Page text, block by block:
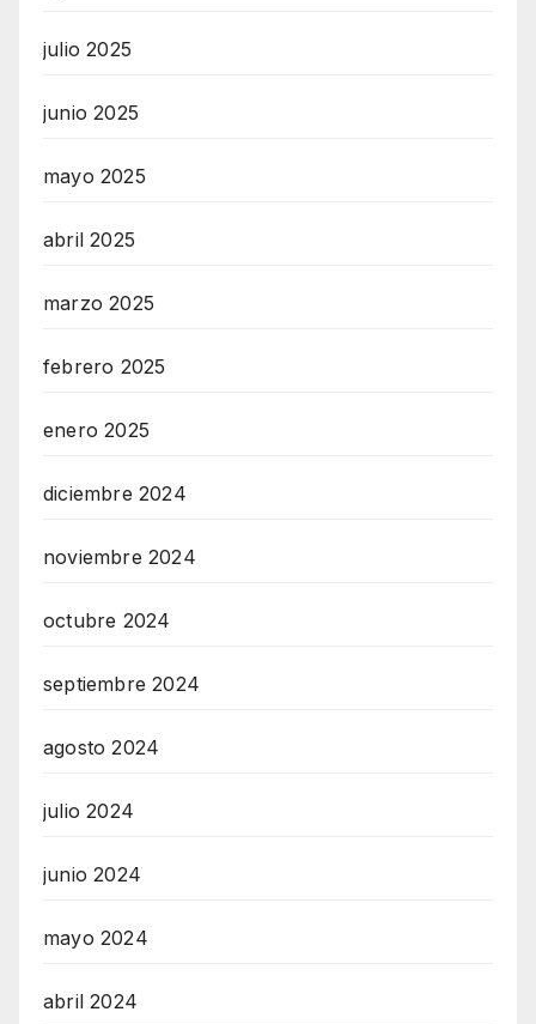
julio 2025
junio 2025
mayo 2025
abril 2025
marzo 2025
febrero 2025
enero 2025
diciembre 2024
noviembre 2024
octubre 2024
septiembre 2024
agosto 2024
julio 2024
junio 2024
mayo 2024
abril 2024